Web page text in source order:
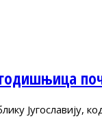
Југославију,